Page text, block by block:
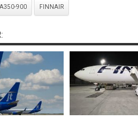
A350-900 FINNAIR